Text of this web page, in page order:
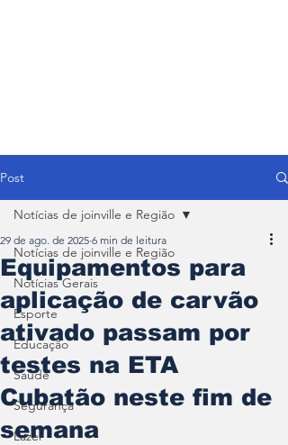
Post
Notícias de joinville e Região
Notícias Gerais
Esporte
Educação
Saúde
Segurança
Lazer
Notícias de joinville e Região
Equipamentos para
aplicação de carvão
ativado passam por
testes na ETA
Cubatão neste fim de
semana
29 de ago. de 2025 6 min de leitura